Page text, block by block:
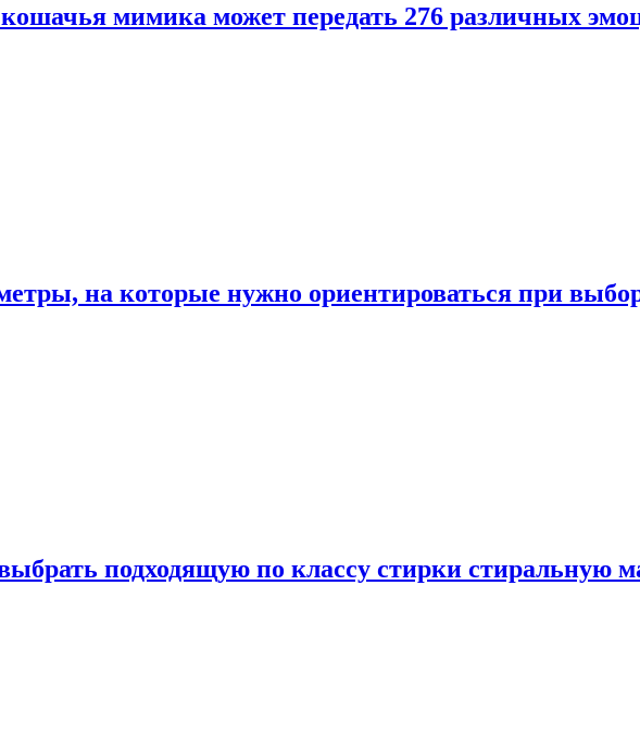
мимика может передать 276 различных
на которые нужно ориентироваться при
подходящую по классу стирки стиральную